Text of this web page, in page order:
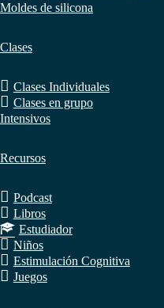
Moldes de silicona
Clases
Clases Individuales
Clases en grupo
Intensivos
Recursos
Podcast
Libros
Estudiador
Niños
Estimulación Cognitiva
Juegos